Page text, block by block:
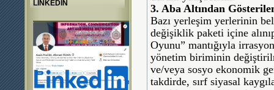
LINKEDIN
3. Aba Altından
Bazı yerleşim yerlerinin
değişiklik paketi içine
Oyunu” mantığıyla
yönetim biriminin
ve/veya sosyo ekonomik
takdirde, sırf siyasal